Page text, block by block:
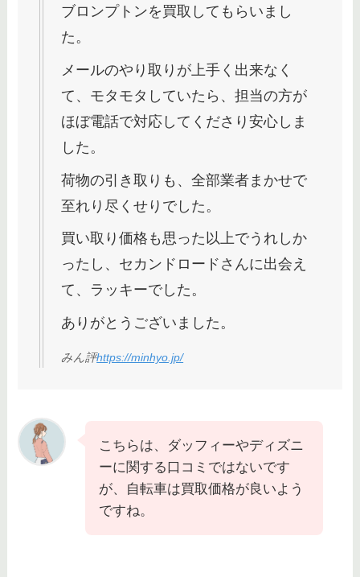
ブロンプトンを買取してもらいまし
た。
メールのやり取りが上手く出来なく
て、モタモタしていたら、担当の方が
ほぼ電話で対応してくださり安心しま
した。
荷物の引き取りも、全部業者まかせで
至れり尽くせりでした。
買い取り価格も思った以上でうれしか
ったし、セカンドロードさんに出会え
て、ラッキーでした。
ありがとうございました。
みん評https://minhyo.jp/
こちらは、ダッフィーやディズニ
ーに関する口コミではないです
が、自転車は買取価格が良いよう
ですね。